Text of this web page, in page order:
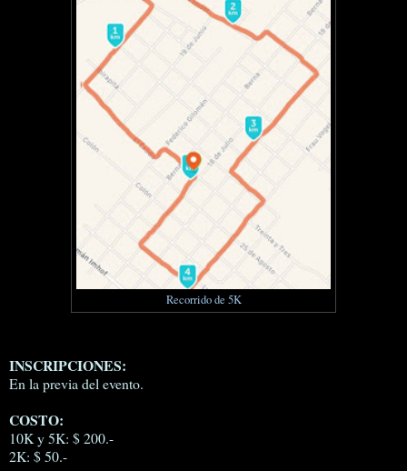
Recorrido de 5K
INSCRIPCIONES:
En la previa del evento.
COSTO:
10K y 5K: $ 200.-
2K: $ 50.-